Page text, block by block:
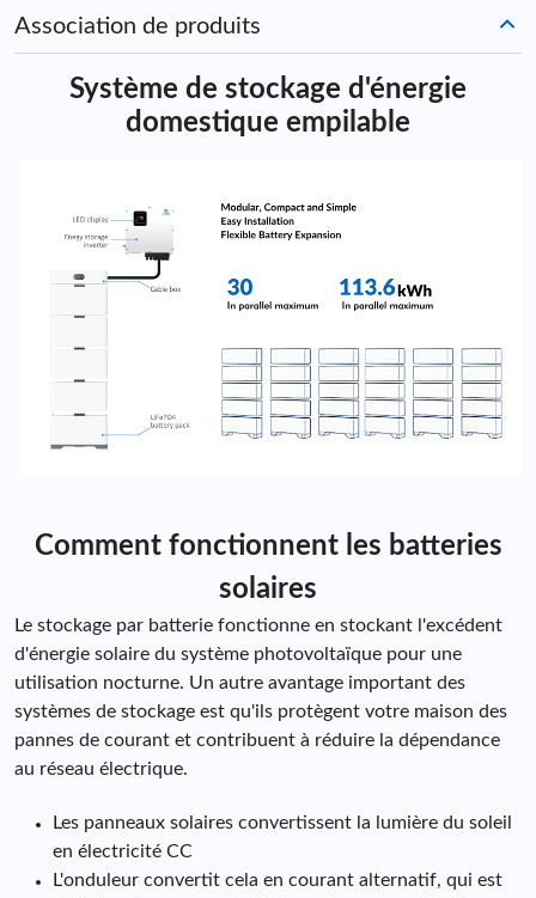
Association de produits
Système de stockage d'énergie
domestique empilable
Comment fonctionnent les batteries
solaires
Le stockage par batterie fonctionne en stockant l'excédent
d'énergie solaire du système photovoltaïque pour une
utilisation nocturne. Un autre avantage important des
systèmes de stockage est qu'ils protègent votre maison des
pannes de courant et contribuent à réduire la dépendance
au réseau électrique.
Les panneaux solaires convertissent la lumière du soleil
en électricité CC
L'onduleur convertit cela en courant alternatif, qui est